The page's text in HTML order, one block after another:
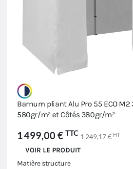
Barnum pliant Alu Pro 55 ECO M2
580gr/m² et Côtés 380gr/m²
1 499,00 € TTC 1 249,17 € HT
VOIR LE PRODUIT
Matière structure